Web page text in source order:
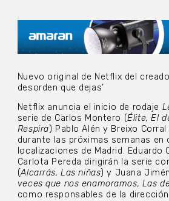
Nuevo original de Netflix del creador
desorden que dejas’
Netflix anuncia el inicio de rodaje
serie de Carlos Montero (Élite, El
Respira) Pablo Alén y Breixo
durante las próximas semanas en
localizaciones de Madrid. Eduardo
Carlota Pereda dirigirán la serie
(Alcarrás, Las niñas) y Juana
veces que nos enamoramos, Las
como responsables de la